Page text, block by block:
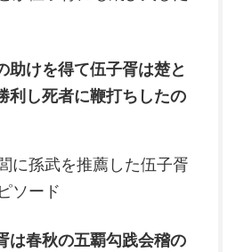
助けを得て伍子胥は楚と
利し死者に鞭打ちしたの
に孫武を推薦した伍子胥
ソード
は春秋の五覇勾践会稽の